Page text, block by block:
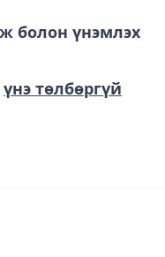
болон үнэмлэх
үнэ төлбөргүй